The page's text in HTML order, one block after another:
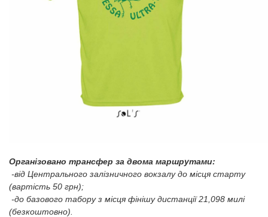
Організовано трансфер за двома маршрутами:
-від Центрального залізничного вокзалу до місця старту
(вартість 50 грн);
-до базового табору з місця фінішу дистанції 21,098 милі
(безкоштовно).